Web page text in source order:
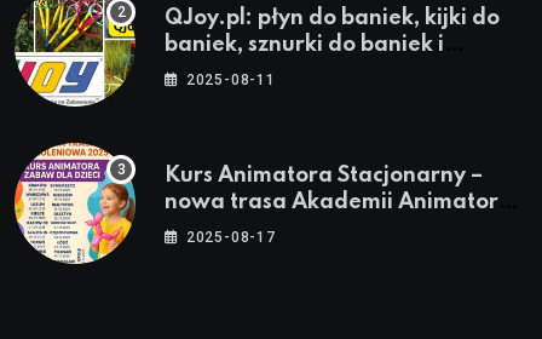
QJoy.pl: płyn do baniek, kijki do
baniek, sznurki do baniek i
zestawy do baniek
2025-08-11
Kurs Animatora Stacjonarny –
nowa trasa Akademii Animatora
– jesień 2025
2025-08-17